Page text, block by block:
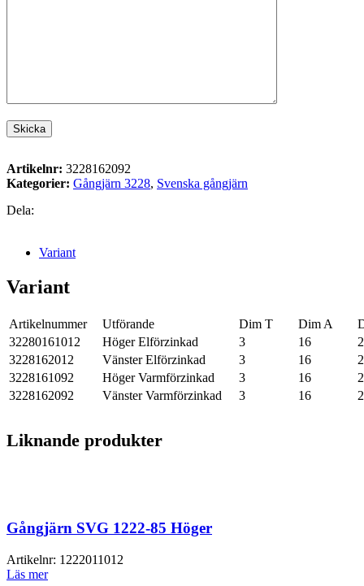
Artikelnr: 3228162092
Kategorier: Gångjärn 3228, Svenska gångjärn
Dela:
Variant
Variant
Artikelnummer Utförande Dim T Dim A
32280161012
Höger Elförzinkad 3 16
3228162012
Vänster Elförzinkad 3 16
3228161092
Höger Varmförzinkad 3 16
3228162092
Vänster Varmförzinkad 3 16
Liknande produkter
Gångjärn SVG 1222-85 Höger
Artikelnr: 1222011012
Läs mer